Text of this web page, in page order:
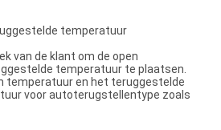
temperatuur
van de klant om de open
temperatuur te plaatsen.
temperatuur en het teruggestelde
voor autoterugstellentype zoals